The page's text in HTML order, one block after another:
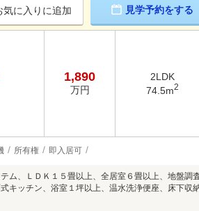
気に入りに追加 見学予約をする
1,890
万円
2LDK
74.5m2
所有権 即入居可
ム、ＬＤＫ１５畳以上、全居室６畳以上、地盤調
キッチン、浴室１坪以上、温水洗浄便座、床下収